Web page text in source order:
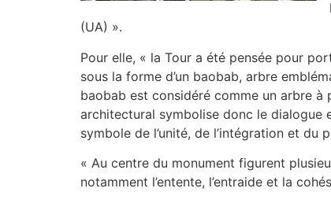
(UA) ».
Pour elle, « la Tour a été pensée pour
sous la forme d’un baobab, arbre
baobab est considéré comme un arbre à
architectural symbolise donc le dialogue
symbole de l’unité, de l’intégration et du
« Au centre du monument figurent
notamment l’entente, l’entraide et la